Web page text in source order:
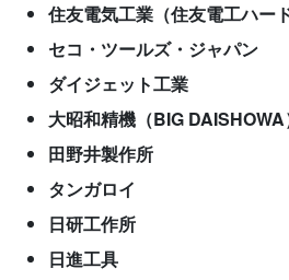
住友電気工業（住友電工ハー
セコ・ツールズ・ジャパン
ダイジェット工業
大昭和精機（BIG DAISHOWA
田野井製作所
タンガロイ
日研工作所
日進工具